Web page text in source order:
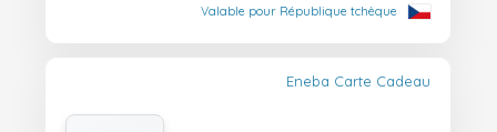
Valable pour République tchèque
Eneba Carte Cadeau